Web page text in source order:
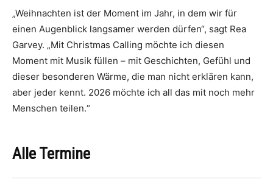
„Weihnachten ist der Moment im Jahr, in dem wir für
einen Augenblick langsamer werden dürfen“, sagt Rea
Garvey. „Mit Christmas Calling möchte ich diesen
Moment mit Musik füllen – mit Geschichten, Gefühl und
dieser besonderen Wärme, die man nicht erklären kann,
aber jeder kennt. 2026 möchte ich all das mit noch mehr
Menschen teilen.“
Alle Termine